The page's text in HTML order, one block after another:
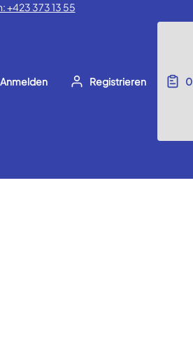
+423 373 13 55
Anmelden Registrieren 0